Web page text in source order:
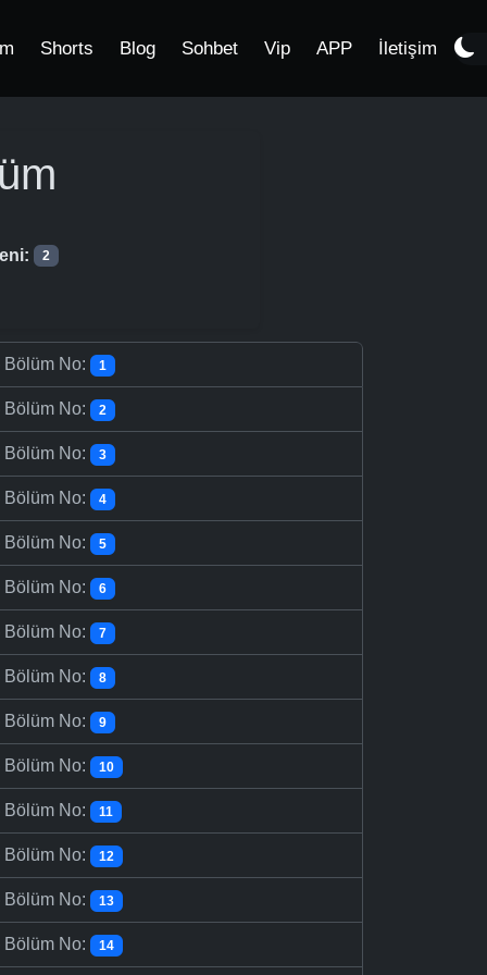
Shorts Blog Sohbet Vip APP İletişim
2
Bölüm No: 1
Bölüm No: 2
Bölüm No: 3
Bölüm No: 4
Bölüm No: 5
Bölüm No: 6
Bölüm No: 7
Bölüm No: 8
Bölüm No: 9
Bölüm No: 10
Bölüm No: 11
Bölüm No: 12
Bölüm No: 13
Bölüm No: 14